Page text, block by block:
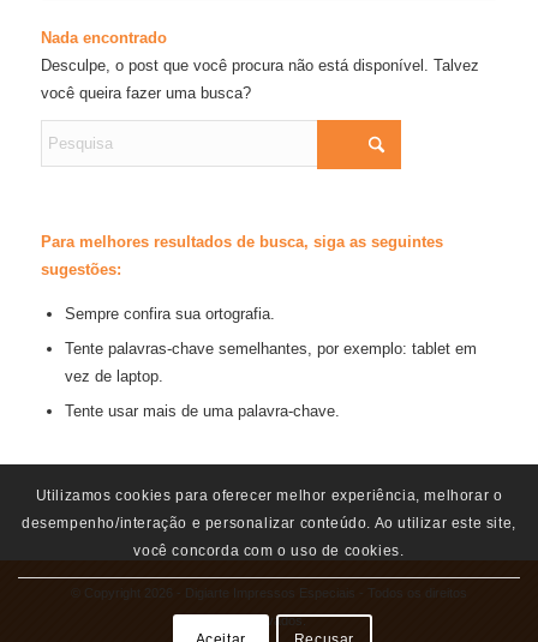
Nada encontrado
Desculpe, o post que você procura não está disponível. Talvez
você queira fazer uma busca?
Para melhores resultados de busca, siga as seguintes
sugestões:
Sempre confira sua ortografia.
Tente palavras-chave semelhantes, por exemplo: tablet em
vez de laptop.
Tente usar mais de uma palavra-chave.
© Copyright 2026 - Digiarte Impressos Especiais - Todos os direitos
Reservados.
Utilizamos cookies para oferecer melhor experiência, melhorar o
desempenho/interação e personalizar conteúdo. Ao utilizar este site,
você concorda com o uso de cookies.